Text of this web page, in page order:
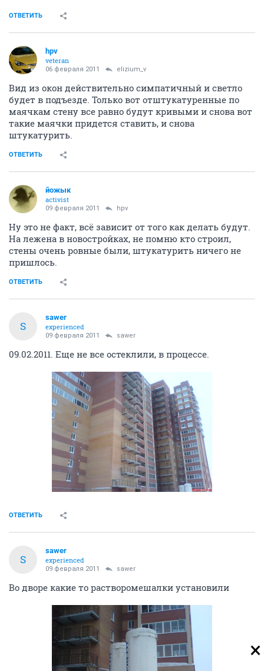
ОТВЕТИТЬ
hpv
veteran
06 февраля 2011 elizium_v
Вид из окон действительно симпатичный и светло
будет в подъезде. Только вот отштукатуренные по
маячкам стену все равно будут кривыми и снова вот
такие маячки придется ставить, и снова
штукатурить.
ОТВЕТИТЬ
йожык
activist
09 февраля 2011 hpv
Ну это не факт, всё зависит от того как делать будут.
На лежена в новостройках, не помню кто строил,
стены очень ровные были, штукатурить ничего не
пришлось.
ОТВЕТИТЬ
S
sawer
experienced
09 февраля 2011 sawer
09.02.2011. Еще не все остеклили, в процессе.
ОТВЕТИТЬ
S
sawer
experienced
09 февраля 2011 sawer
Во дворе какие то растворомешалки установили